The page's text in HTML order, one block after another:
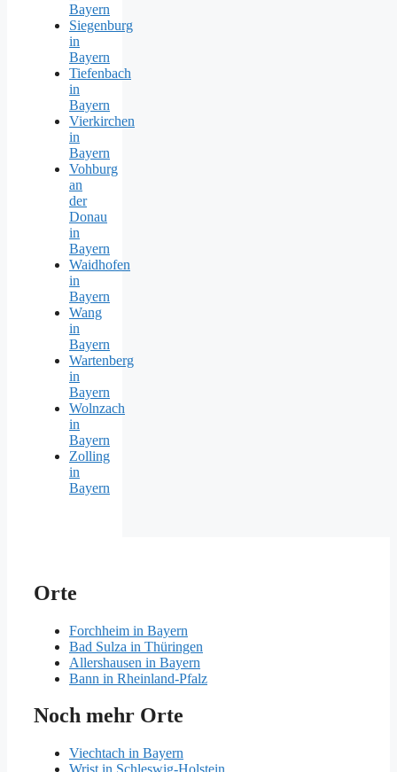
Bayern
Siegenburg
in
Bayern
Tiefenbach
in
Bayern
Vierkirchen
in
Bayern
Vohburg
an
der
Donau
in
Bayern
Waidhofen
in
Bayern
Wang
in
Bayern
Wartenberg
in
Bayern
Wolnzach
in
Bayern
Zolling
in
Bayern
Orte
Forchheim in Bayern
Bad Sulza in Thüringen
Allershausen in Bayern
Bann in Rheinland-Pfalz
Noch mehr Orte
Viechtach in Bayern